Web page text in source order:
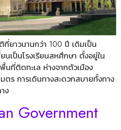
ที่ยาวนานกว่า 100 ปี เดิมเป็น
นเป็นโรงเรียนสหศึกษา ตั้งอยู่ใน
นที่ติดทะเล ห่างจากตัวเมือง
ตร การเดินทางสะดวกสบายทั้งทาง
ง
Government